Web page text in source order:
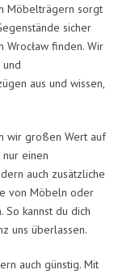
Möbelträgern sorgt
sicher
finden. Wir
aus und wissen,
wir großen Wert auf
einen
auch zusätzliche
von Möbeln oder
kannst du dich
uns überlassen.
auch günstig. Mit